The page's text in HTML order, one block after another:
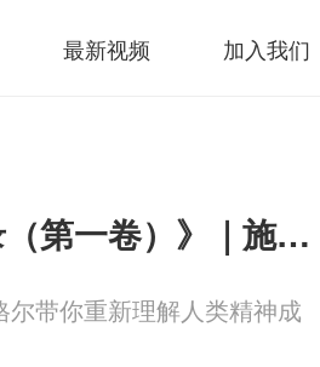
最新视频 加入我们
《哲学史讲演录（第一卷）》｜施展工作室解读
带你重新理解人类精神成